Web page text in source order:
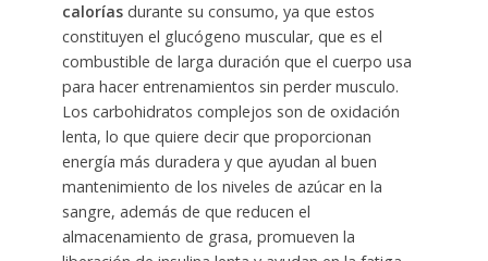
caloríasdurante su consumo, ya que estos
constituyen el glucógeno muscular, que es el
combustible de larga duración que el cuerpo usa
para hacer entrenamientos sin perder musculo.
Los carbohidratos complejos son de oxidación
lenta, lo que quiere decir que proporcionan
energía más duradera y que ayudan al buen
mantenimiento de los niveles de azúcar en la
sangre, además de que reducen el
almacenamiento de grasa, promueven la